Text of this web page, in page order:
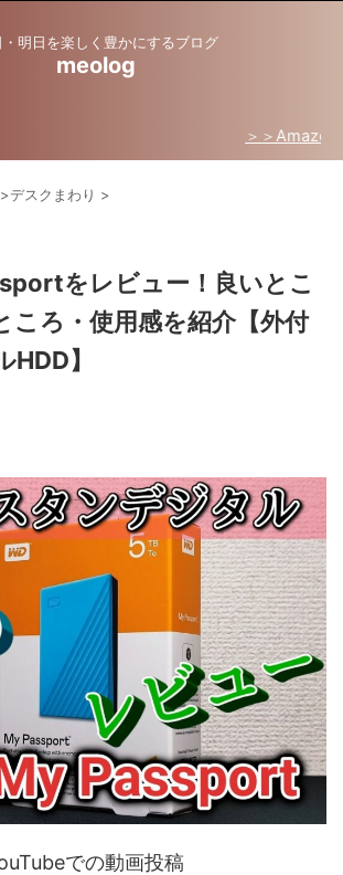
・明日を楽しく豊かにするブログ
meolog
＞＞Amazon売れ筋ランキ
>デスクまわり >
をレビュー！良いとこ
ころ・使用感を紹介【外付
】
での動画投稿